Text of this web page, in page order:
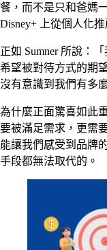
餐，而不是只和爸媽
Disney+ 上從個人化
正如 Sumner 所說：
希望被對待方式的期
沒有意識到我們有多
為什麼正面驚喜如此
要被滿足需求，更需
能讓我們感受到品牌
手段都無法取代的。